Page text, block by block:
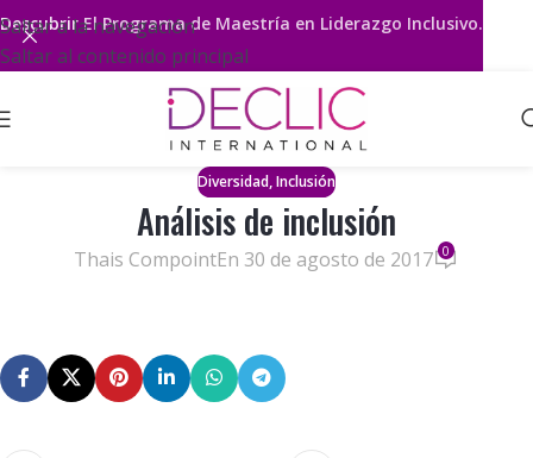
Saltar a la navegación
Saltar al contenido principal
Diversidad,Inclusión
Análisis de inclusión
Thais CompointEn 30 de agosto de 2017 0
DescubrirEl Programa de Maestría en Liderazgo Inclusivo.